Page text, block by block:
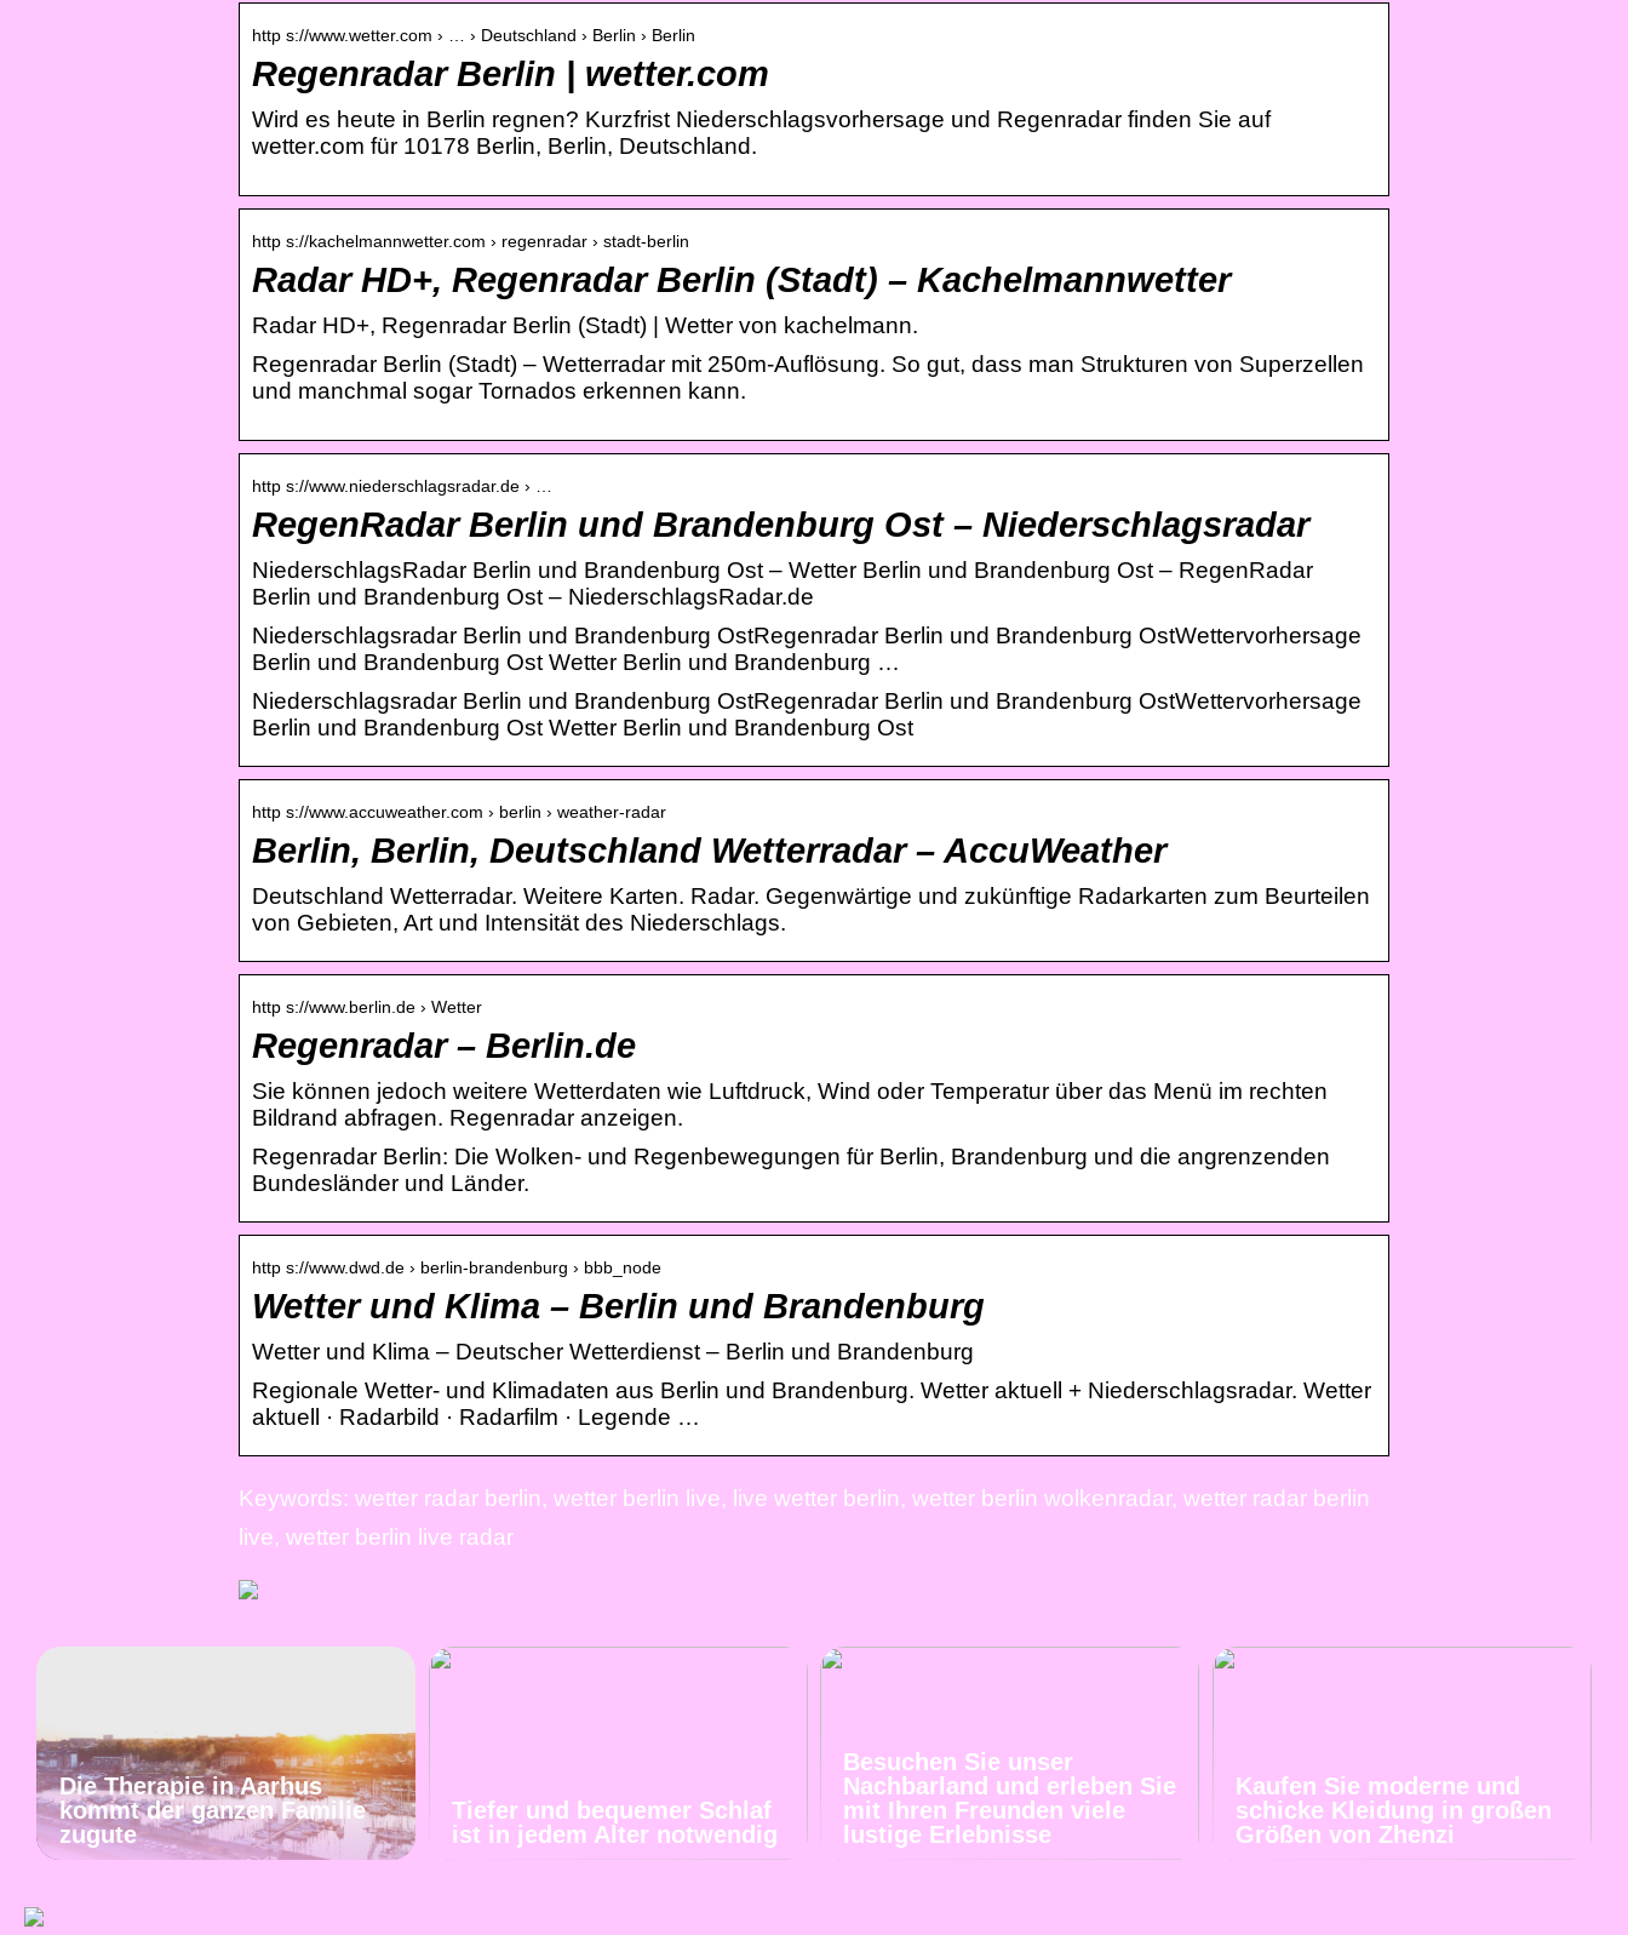
http s://www.wetter.com › … › Deutschland › Berlin › Berlin
Regenradar Berlin | wetter.com
Wird es heute in Berlin regnen? Kurzfrist Niederschlagsvorhersage und Regenradar finden Sie auf
wetter.com für 10178 Berlin, Berlin, Deutschland.
http s://kachelmannwetter.com › regenradar › stadt-berlin
Radar HD+, Regenradar Berlin (Stadt) – Kachelmannwetter
Radar HD+, Regenradar Berlin (Stadt) | Wetter von kachelmann.
Regenradar Berlin (Stadt) – Wetterradar mit 250m-Auflösung. So gut, dass man Strukturen von Superzellen
und manchmal sogar Tornados erkennen kann.
http s://www.niederschlagsradar.de › …
RegenRadar Berlin und Brandenburg Ost – Niederschlagsradar
NiederschlagsRadar Berlin und Brandenburg Ost – Wetter Berlin und Brandenburg Ost – RegenRadar
Berlin und Brandenburg Ost – NiederschlagsRadar.de
Niederschlagsradar Berlin und Brandenburg OstRegenradar Berlin und Brandenburg OstWettervorhersage
Berlin und Brandenburg Ost Wetter Berlin und Brandenburg …
Niederschlagsradar Berlin und Brandenburg OstRegenradar Berlin und Brandenburg OstWettervorhersage
Berlin und Brandenburg Ost Wetter Berlin und Brandenburg Ost
http s://www.accuweather.com › berlin › weather-radar
Berlin, Berlin, Deutschland Wetterradar – AccuWeather
Deutschland Wetterradar. Weitere Karten. Radar. Gegenwärtige und zukünftige Radarkarten zum Beurteilen
von Gebieten, Art und Intensität des Niederschlags.
http s://www.berlin.de › Wetter
Regenradar – Berlin.de
Sie können jedoch weitere Wetterdaten wie Luftdruck, Wind oder Temperatur über das Menü im rechten
Bildrand abfragen. Regenradar anzeigen.
Regenradar Berlin: Die Wolken- und Regenbewegungen für Berlin, Brandenburg und die angrenzenden
Bundesländer und Länder.
http s://www.dwd.de › berlin-brandenburg › bbb_node
Wetter und Klima – Berlin und Brandenburg
Wetter und Klima – Deutscher Wetterdienst – Berlin und Brandenburg
Regionale Wetter- und Klimadaten aus Berlin und Brandenburg. Wetter aktuell + Niederschlagsradar. Wetter
aktuell · Radarbild · Radarfilm · Legende …
Keywords: wetter radar berlin, wetter berlin live, live wetter berlin, wetter berlin wolkenradar, wetter radar berlin
live, wetter berlin live radar
Die Therapie in Aarhus
kommt der ganzen Familie
zugute
Tiefer und bequemer Schlaf
ist in jedem Alter notwendig
Besuchen Sie unser
Nachbarland und erleben Sie
mit Ihren Freunden viele
lustige Erlebnisse
Kaufen Sie moderne und
schicke Kleidung in großen
Größen von Zhenzi